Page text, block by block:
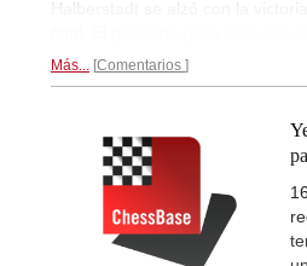
Halberstadt se alzó con la
Más... Comentarios